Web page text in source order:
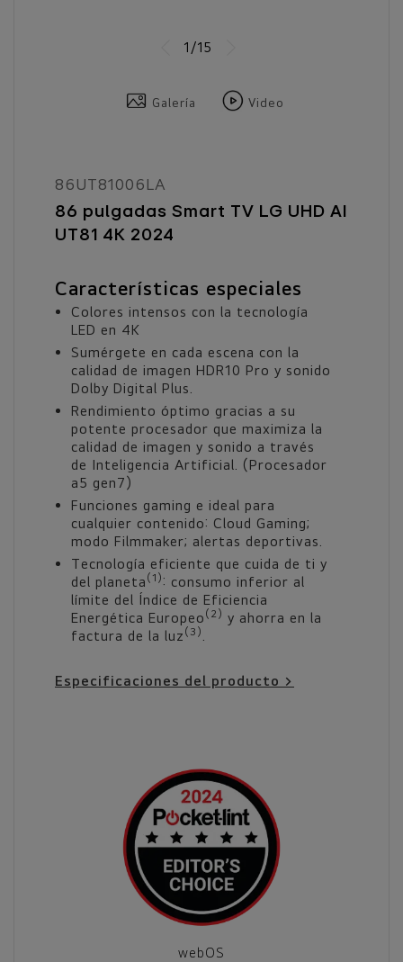
1/15
Galería Video
86UT81006LA
86 pulgadas Smart TV LG UHD AI
UT81 4K 2024
Características especiales
Colores intensos con la tecnología
LED en 4K
Sumérgete en cada escena con la
calidad de imagen HDR10 Pro y sonido
Dolby Digital Plus.
Rendimiento óptimo gracias a su
potente procesador que maximiza la
calidad de imagen y sonido a través
de Inteligencia Artificial. (Procesador
a5 gen7)
Funciones gaming e ideal para
cualquier contenido: Cloud Gaming;
modo Filmmaker; alertas deportivas.
Tecnología eficiente que cuida de ti y
del planeta (1) : consumo inferior al
límite del Índice de Eficiencia
Energética Europeo (2) y ahorra en la
factura de la luz (3)
Especificaciones del producto >
webOS